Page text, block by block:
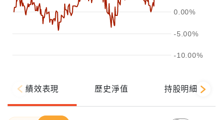
-10.00%
-5.00%
0.00%
績效表現 歷史淨值 持股明細